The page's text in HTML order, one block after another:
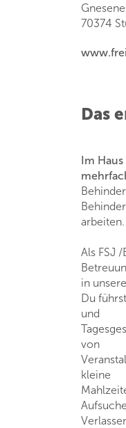
70374
Das
Im
arbeiten.
Als FSJ
in
Du
und
von
kleine